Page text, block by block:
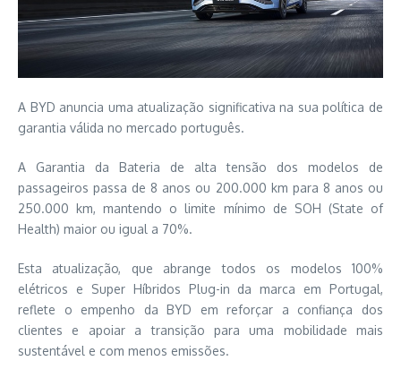
A BYD anuncia uma atualização significativa na sua política de
garantia válida no mercado português.
A Garantia da Bateria de alta tensão dos modelos de
passageiros passa de 8 anos ou 200.000 km para 8 anos ou
250.000 km, mantendo o limite mínimo de SOH (State of
Health) maior ou igual a 70%.
Esta atualização, que abrange todos os modelos 100%
elétricos e Super Híbridos Plug-in da marca em Portugal,
reflete o empenho da BYD em reforçar a confiança dos
clientes e apoiar a transição para uma mobilidade mais
sustentável e com menos emissões.